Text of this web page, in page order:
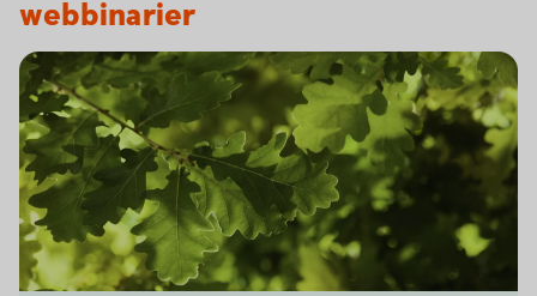
webbinarier